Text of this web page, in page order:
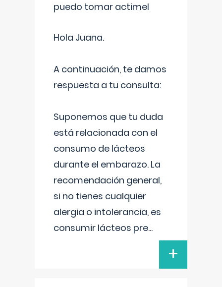
puedo tomar actimel
Hola Juana.
A continuación, te damos
respuesta a tu consulta:
Suponemos que tu duda
está relacionada con el
consumo de lácteos
durante el embarazo. La
recomendación general,
si no tienes cualquier
alergia o intolerancia, es
consumir lácteos pre...
+